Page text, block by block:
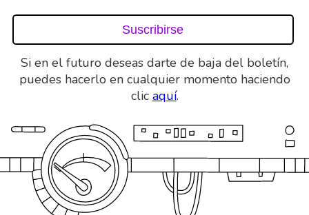
Si en el futuro deseas darte de baja del boletín,
puedes hacerlo en cualquier momento haciendo
clic aquí.